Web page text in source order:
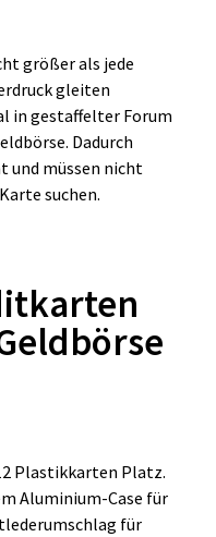
größer als jede
gleiten
in gestaffelter Forum
Dadurch
und müssen nicht
suchen.
Plastikkarten Platz.
Aluminium-Case für
für